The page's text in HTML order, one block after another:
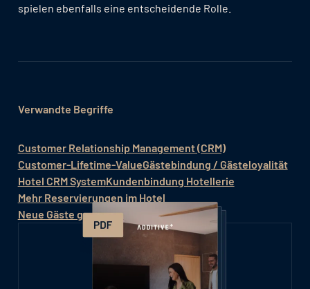
spielen ebenfalls eine entscheidende Rolle.
Verwandte Begriffe
Customer Relationship Management (CRM)
Customer-Lifetime-ValueGästebindung / Gästeloyalität
Hotel CRM SystemKundenbindung Hotellerie
Mehr Reservierungen im Hotel
Neue Gäste gewinnen Hotel